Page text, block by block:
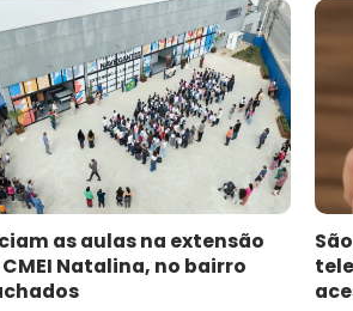
as aulas na extensão
Natalina, no bairro